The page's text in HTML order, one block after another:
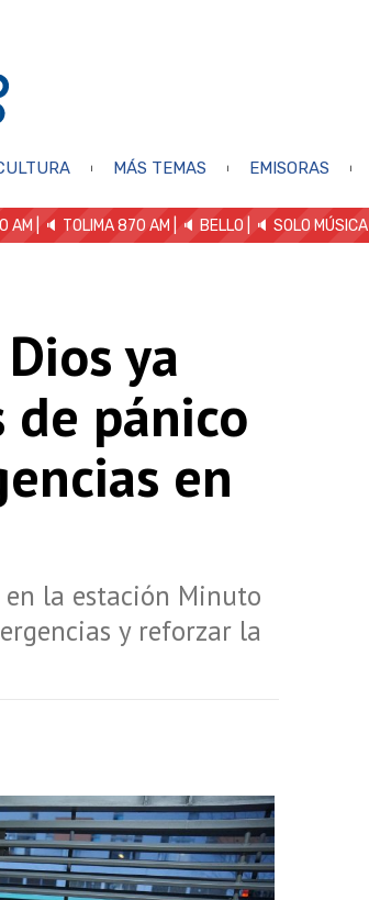
MÁS TEMAS EMISORAS
AM | 🔈 TOLIMA 870 AM | 🔈 BELLO 🔈 SOLO MÚSICA
ya
pánico
en
la estación Minuto
y reforzar la